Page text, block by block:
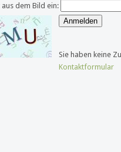
dem Bild ein:
Sie haben keine
Kontaktformular